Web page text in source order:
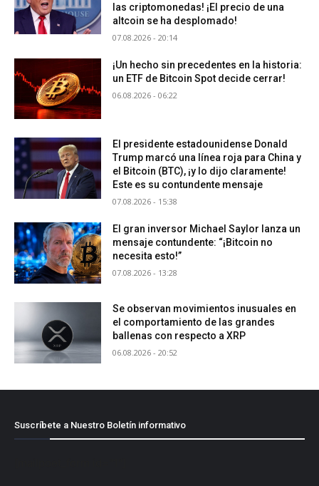
las criptomonedas! ¡El precio de una
altcoin se ha desplomado!
07.08.2026 - 20:14
¡Un hecho sin precedentes en la historia:
un ETF de Bitcoin Spot decide cerrar!
06.08.2026 - 06:22
El presidente estadounidense Donald
Trump marcó una línea roja para China y
el Bitcoin (BTC), ¡y lo dijo claramente!
Este es su contundente mensaje
07.08.2026 - 15:38
El gran inversor Michael Saylor lanza un
mensaje contundente: “¡Bitcoin no
necesita esto!”
07.08.2026 - 13:28
Se observan movimientos inusuales en
el comportamiento de las grandes
ballenas con respecto a XRP
06.08.2026 - 20:52
Suscríbete a Nuestro Boletín informativo